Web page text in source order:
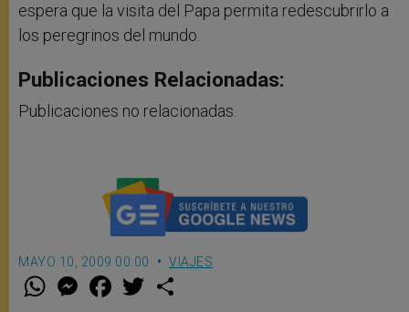
espera que la visita del Papa permita redescubrirlo a
los peregrinos del mundo.
Publicaciones Relacionadas:
Publicaciones no relacionadas.
MAYO 10, 2009 00:00 VIAJES
W M
e
F
a w